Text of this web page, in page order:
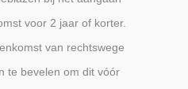
voor 2 jaar of korter.
van rechtswege
te bevelen om dit vóór